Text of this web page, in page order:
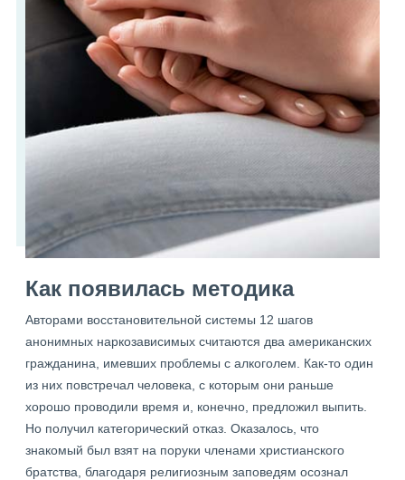
Как появилась методика
Авторами восстановительной системы 12 шагов
анонимных наркозависимых считаются два американских
гражданина, имевших проблемы с алкоголем. Как-то один
из них повстречал человека, с которым они раньше
хорошо проводили время и, конечно, предложил выпить.
Но получил категорический отказ. Оказалось, что
знакомый был взят на поруки членами христианского
братства, благодаря религиозным заповедям осознал